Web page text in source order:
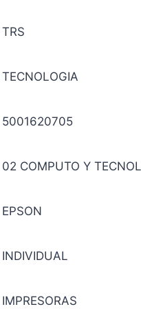
TRS
TECNOLOGIA
5001620705
02 COMPUTO Y
EPSON
INDIVIDUAL
IMPRESORAS